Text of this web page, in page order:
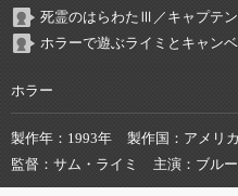
死霊のはらわたⅢ／キャプテ
ホラーで遊ぶライミとキャンベ
ホラー
製作年 1993年 製作国 アメリカ
監督
サム・ライミ 主演 ブル